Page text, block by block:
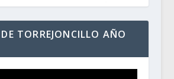
TORREJONCILLO AÑO